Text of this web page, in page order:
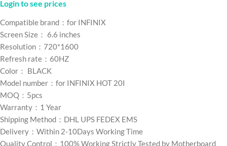
Login to see prices
Compatible brand：for INFINIX
Screen Size： 6.6 inches
Resolution：720*1600
Refresh rate：60HZ
Color： BLACK
Model number：for INFINIX HOT 20I
MOQ：5pcs
Warranty：1 Year
Shipping Method：DHL UPS FEDEX EMS
Delivery：Within 2-10Days Working Time
Quality Control：100% Working Strictly Tested by Motherboard